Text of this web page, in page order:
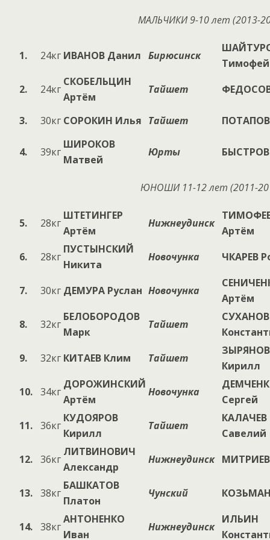
МАЛЬЧИКИ9-10лет (2013-
1. 24кг ИВАНОВ Данил Бирюсинск
Тимофей
2.
24кг
СКОБЕЛЬЦИН
Артём
Тайшет
3. 30кг СОРОКИН Илья Тайшет ПОТАПОВ
4. 39кг
ШИРОКОВ
Матвей
Юрты
ЮНОШИ 11-12лет (2011-20
5. 28кг
ШТЕТИНГЕР
Артём
Нижнеудинск
Артём
6.
28кг
ПУСТЫНСКИЙ
Никита
Новочунка ЧКАРЕВ
7. 30кг ДЕМУРА Руслан Новочунка
Артём
8.
32кг
БЕЛОБОРОДОВ
Марк
Тайшет
СУХАНОВ
9.
32кг КИТАЕВ Клим Тайшет
ЗЫРЯНОВ
Кирилл
10. 34кг
ДОРОЖИНСКИЙ
Артём
Новочунка
Сергей
11. 36кг
КУДОЯРОВ
Кирилл
Тайшет
КАЛАЧЕВ
Савелий
12. 36кг
ЛИТВИНОВИЧ
Александр
Нижнеудинск
13. 38кг
БАШКАТОВ
Платон
Чунский
14. 38кг
АНТОНЕНКО
Иван
Нижнеудинск
ИЛЬИН